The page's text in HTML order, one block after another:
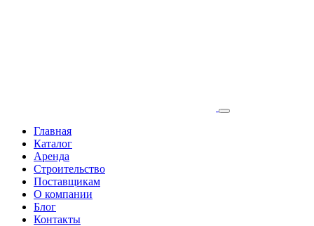
Главная
Каталог
Аренда
Строительство
Поставщикам
О компании
Блог
Контакты